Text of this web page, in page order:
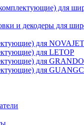
для
и декодеры для
для
для LETOP
для GRANDO
для